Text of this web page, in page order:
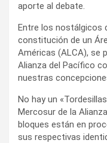
aporte al debate.
Entre los nostálgicos
constitución de un
Américas (ALCA), se
Alianza del Pacífico
nuestras
No hay un
Mercosur de la
bloques están en
sus respectivas